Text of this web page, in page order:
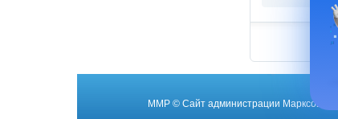
ММР © Cайт администрации